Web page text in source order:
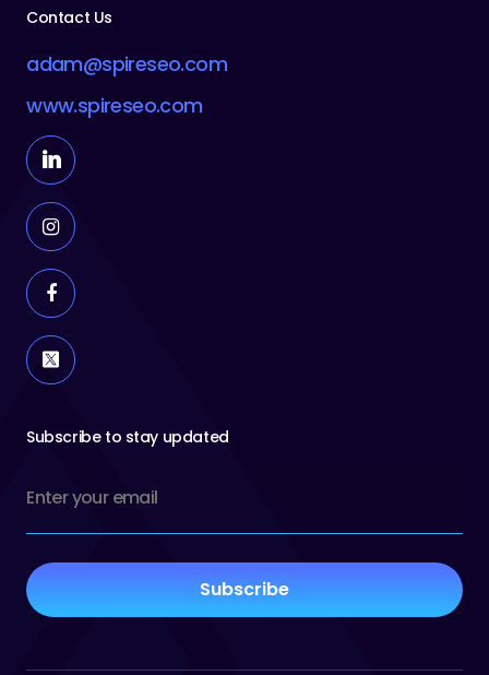
Contact Us
adam@spireseo.com
www.spireseo.com
Subscribe to stay updated
(Required)